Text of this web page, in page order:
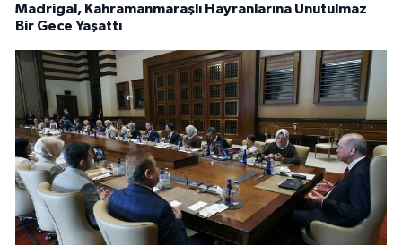
Madrigal, Kahramanmaraşlı Hayranlarına Unutulmaz
Bir Gece Yaşattı